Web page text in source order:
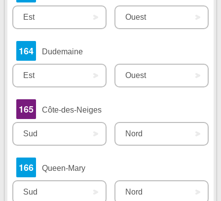
Est Ouest
164 Dudemaine
Est Ouest
165 Côte-des-Neiges
Sud Nord
166 Queen-Mary
Sud Nord